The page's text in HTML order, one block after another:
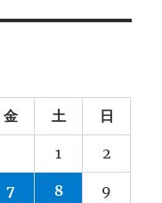
金 土 日
1 2
7 8 9